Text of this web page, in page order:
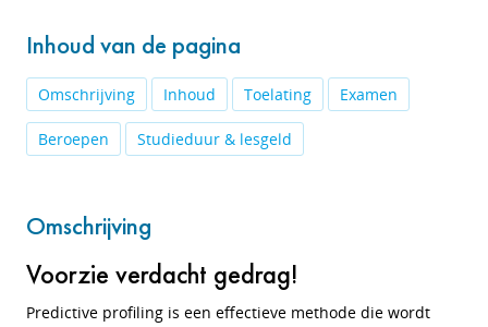
Inhoud van de pagina
Omschrijving Inhoud Toelating Examen
Beroepen Studieduur & lesgeld
Omschrijving
Voorzie verdacht gedrag!
Predictive profiling is een effectieve methode die wordt